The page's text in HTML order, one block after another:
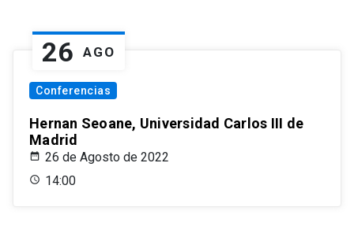
26 AGO
Conferencias
Hernan Seoane, Universidad Carlos III de
Madrid
26 de Agosto de 2022
14:00